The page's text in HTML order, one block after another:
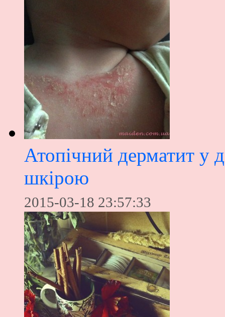
Атопічний дерматит у
шкірою
2015-03-18 23:57:33